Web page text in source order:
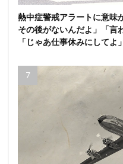
熱中症警戒アラートに意味
その後がないんだよ」「言
「じゃあ仕事休みにしてよ」